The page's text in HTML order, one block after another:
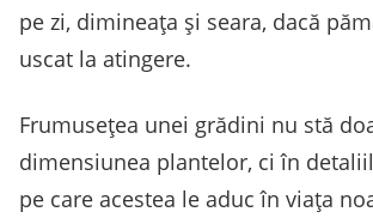
pe zi, dimineața și seara, dacă
uscat la atingere.
Frumusețea unei grădini nu stă
dimensiunea plantelor, ci în
pe care acestea le aduc în viața